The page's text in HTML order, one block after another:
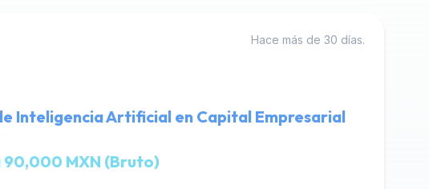
Hace más de 30 días.
Inteligencia Artificial en Capital Empresarial
MXN (Bruto)